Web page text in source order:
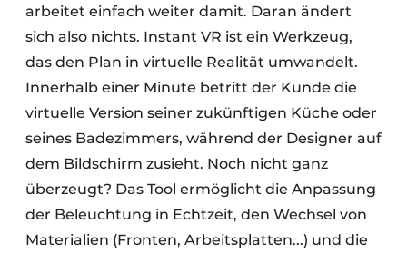
arbeitet einfach weiter damit. Daran ändert
sich also nichts. Instant VR ist ein Werkzeug,
das den Plan in virtuelle Realität umwandelt.
Innerhalb einer Minute betritt der Kunde die
virtuelle Version seiner zukünftigen Küche oder
seines Badezimmers, während der Designer auf
dem Bildschirm zusieht. Noch nicht ganz
überzeugt? Das Tool ermöglicht die Anpassung
der Beleuchtung in Echtzeit, den Wechsel von
Materialien (Fronten, Arbeitsplatten...) und die